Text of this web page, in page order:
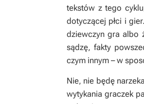
tekstów z tego
dotyczącej płci i
dziewczyn gra albo
sądzę, fakty
czym innym – w
Nie, nie będę
wytykania graczek